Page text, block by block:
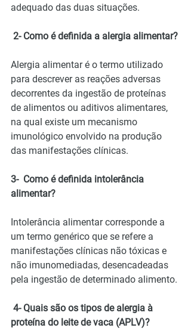
adequado das duas situações.
2- Como é definida a alergia alimentar?
Alergia alimentar é o termo utilizado
para descrever as reações adversas
decorrentes da ingestão de proteínas
de alimentos ou aditivos alimentares,
na qual existe um mecanismo
imunológico envolvido na produção
das manifestações clínicas.
3-  Como é definida intolerância
alimentar?
Intolerância alimentar corresponde a
um termo genérico que se refere a
manifestações clínicas não tóxicas e
não imunomediadas, desencadeadas
pela ingestão de determinado alimento.
proteína do leite de vaca (APLV)?